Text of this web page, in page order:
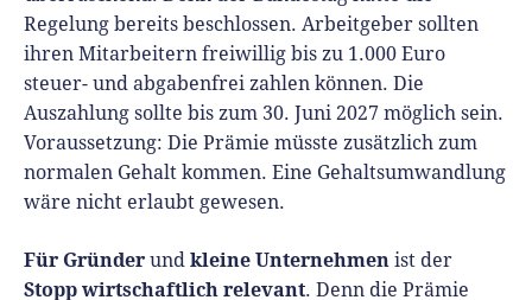
Regelung bereits beschlossen. Arbeitgeber sollten
ihren Mitarbeitern freiwillig bis zu 1.000 Euro
steuer- und abgabenfrei zahlen können. Die
Auszahlung sollte bis zum 30. Juni 2027 möglich sein.
Voraussetzung: Die Prämie müsste zusätzlich zum
normalen Gehalt kommen. Eine Gehaltsumwandlung
wäre nicht erlaubt gewesen.
Für Gründer und kleine Unternehmen ist der
Stopp wirtschaftlich relevant. Denn die Prämie